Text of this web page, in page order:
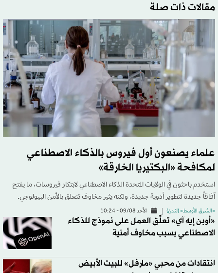
مقالات ذات صلة
علماء يصنعون أول فيروس بالذكاء الاصطناعي
لمكافحة «البكتيريا الخارقة»
استخدم باحثون في الولايات المتحدة الذكاء الاصطناعي لابتكار فيروسات، ما يفتح
آفاقاً جديدة لتطوير أدوية جديدة، ولكنه يثير مخاوف تتعلق بالأمن البيولوجي.
«الشرق الأوسط» (لندن) الأحد 09/08 - 10:24
«أوبن إيه آي» تعلِّق العمل على نموذج للذكاء
الاصطناعي بسبب مخاوف أمنية
انتقادات من محبي «مارفل» للبيت الأبيض